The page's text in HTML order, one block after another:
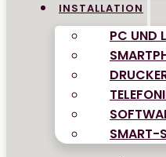
INSTALLATION
PC UND
SMART-